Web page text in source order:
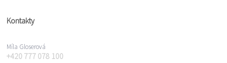
Kontakty
Míla Gloserová
+420 777 078 100